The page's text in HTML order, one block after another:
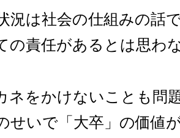
況は社会の仕組みの話
の責任があるとは思わ
ネをかけないことも問
せいで「大卒」の価値